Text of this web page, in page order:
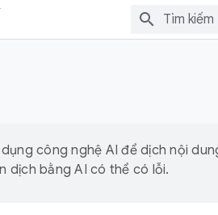
công nghệ AI để dịch nội
dịch bằng AI có thể có lỗi.